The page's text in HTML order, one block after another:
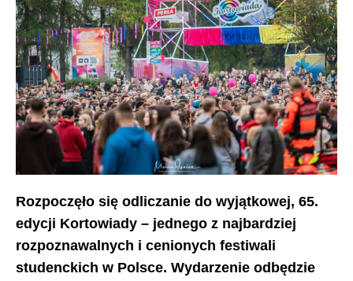
Rozpoczęło się odliczanie do wyjątkowej, 65.
edycji Kortowiady – jednego z najbardziej
rozpoznawalnych i cenionych festiwali
studenckich w Polsce. Wydarzenie odbędzie